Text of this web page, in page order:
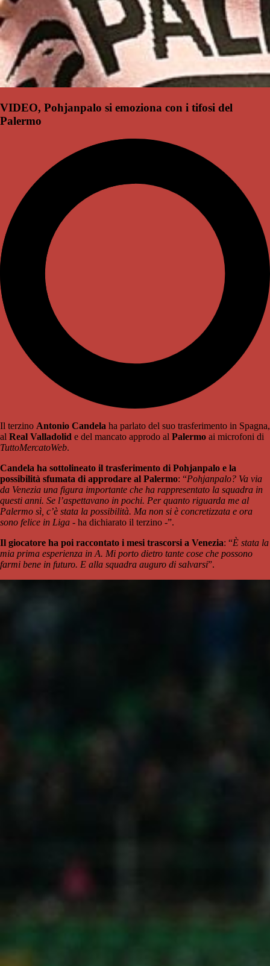
VIDEO, Pohjanpalo si emoziona con i tifosi del
Palermo
Il terzino Antonio Candela ha parlato del suo trasferimento in Spagna,
al Real Valladolid e del mancato approdo al Palermo ai microfoni di
TuttoMercatoWeb.
Candela ha sottolineato il trasferimento di Pohjanpalo e la
possibilità sfumata di approdare al Palermo: “Pohjanpalo? Va via
da Venezia una figura importante che ha rappresentato la squadra in
questi anni. Se l’aspettavano in pochi. Per quanto riguarda me al
Palermo sì, c’è stata la possibilità. Ma non si è concretizzata e ora
sono felice in Liga - ha dichiarato il terzino -”.
Il giocatore ha poi raccontato i mesi trascorsi a Venezia: “È stata la
mia prima esperienza in A. Mi porto dietro tante cose che possono
farmi bene in futuro. E alla squadra auguro di salvarsi”.